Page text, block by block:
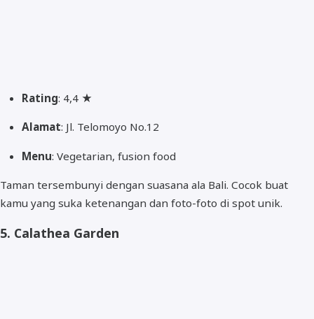
Rating: 4,4 ★
Alamat: Jl. Telomoyo No.12
Menu: Vegetarian, fusion food
Taman tersembunyi dengan suasana ala Bali. Cocok buat
kamu yang suka ketenangan dan foto-foto di spot unik.
5. Calathea Garden